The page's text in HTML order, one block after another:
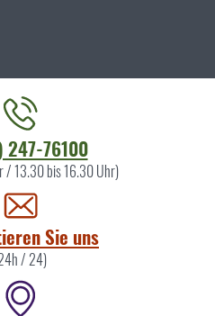
247-76100
/ 13.30 bis 16.30 Uhr)
Sie uns
/ 24)